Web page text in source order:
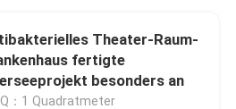
Theater-Raum-
fertigte
besonders an
：1 Quadratmeter